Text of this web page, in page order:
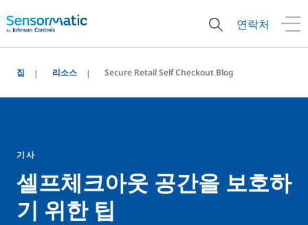
연락처
집 리소스 Secure Retail Self Checkout Blog
기사
셀프체크아웃 공간을 보호하
기 위한 팁